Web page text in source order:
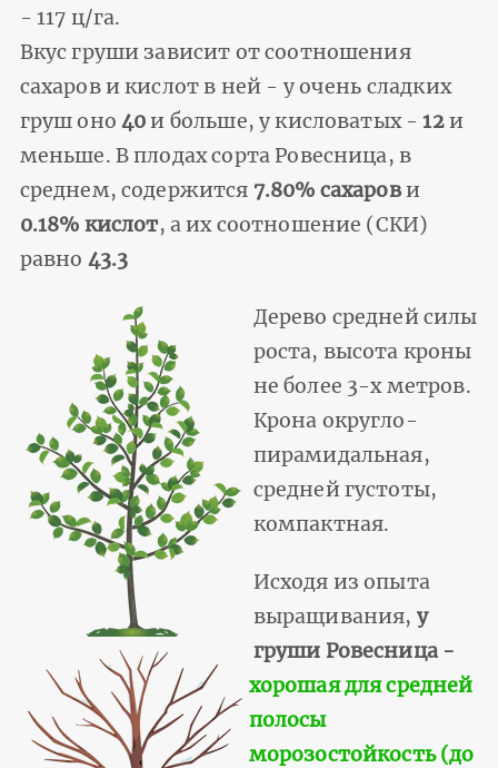
- 117 ц/га.
Вкус груши зависит от соотношения
сахаров и кислот в ней - у очень сладких
груш оно40и больше, у кисловатых -12и
меньше. В плодах сорта Ровесница, в
среднем, содержится 7.80% сахарови
0.18% кислот, а их соотношение (СКИ)
равно 43.3
Дерево средней силы
роста, высота кроны
не более 3-х метров.
Крона округло-
пирамидальная,
средней густоты,
компактная.
Исходя из опыта
выращивания, у
груши Ровесница -
хорошая для средней
полосы
морозостойкость (до